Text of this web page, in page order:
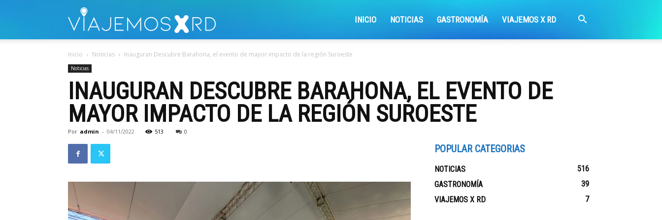
INICIO NOTICIAS GASTRONOMÍA VIAJEMOS X RD
Inicio Noticias Inauguran Descubre Barahona, el evento de mayor impacto de la región Suroeste
Noticias
INAUGURAN DESCUBRE BARAHONA, EL EVENTO DE
MAYOR IMPACTO DE LA REGIÓN SUROESTE
Por admin - 04/11/2022 513 0
POPULAR CATEGORIAS
NOTICIAS
516
GASTRONOMÍA
39
VIAJEMOS X RD
7